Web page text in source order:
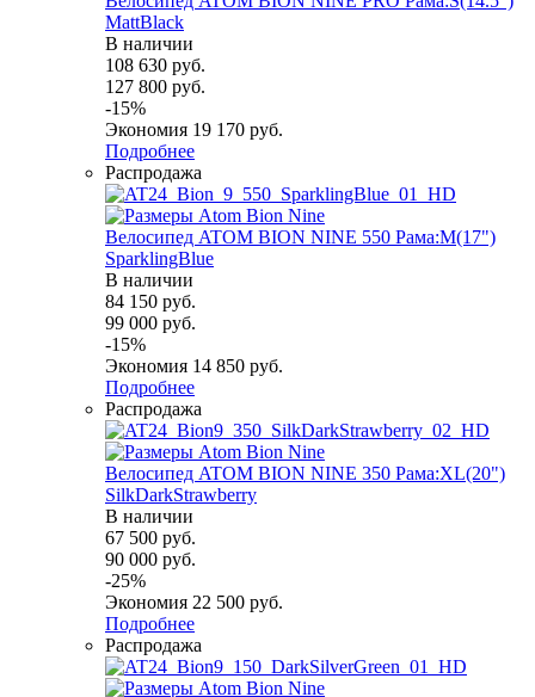
MattBlack
В наличии
108 630 руб.
127 800 руб.
-15%
Экономия 19 170 руб.
Подробнее
Распродажа
Велосипед ATOM BION NINE 550 Рама:M(17")
SparklingBlue
В наличии
84 150 руб.
99 000 руб.
-15%
Экономия 14 850 руб.
Подробнее
Распродажа
Велосипед ATOM BION NINE 350 Рама:XL(20")
SilkDarkStrawberry
В наличии
67 500 руб.
90 000 руб.
-25%
Экономия 22 500 руб.
Подробнее
Распродажа